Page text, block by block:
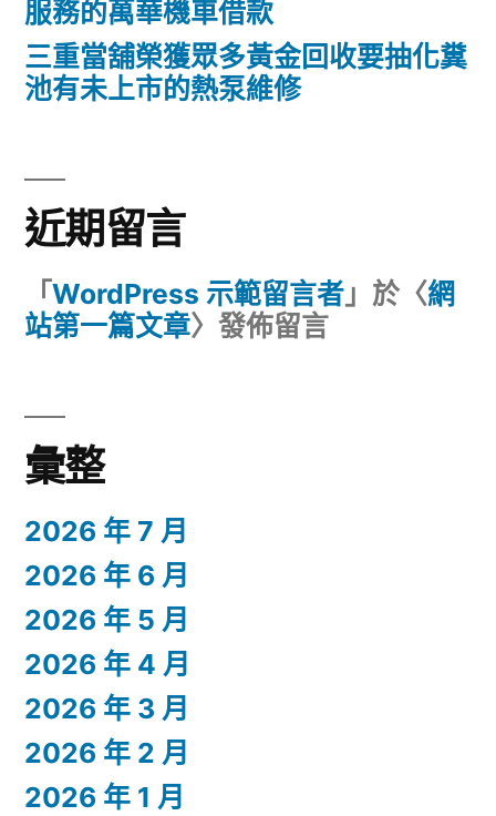
服務的萬華機車借款
三重當舖榮獲眾多黃金回收要抽化糞
池有未上市的熱泵維修
近期留言
「 WordPress 示範留言者 」於〈網
站第一篇文章〉發佈留言
彙整
2026 年 7 月
2026 年 6 月
2026 年 5 月
2026 年 4 月
2026 年 3 月
2026 年 2 月
2026 年 1 月